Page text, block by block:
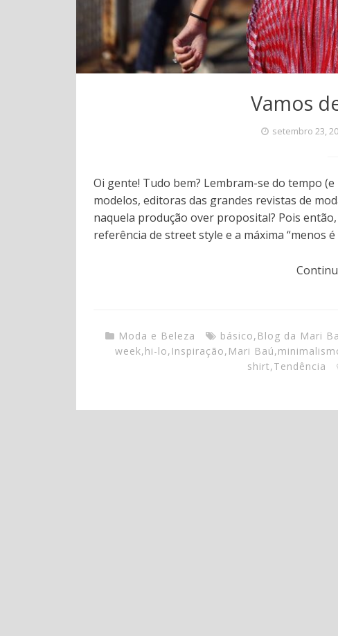
Vamos
setembro 23,
Oi gente! Tudo bem? Lembram-se do tempo
modelos, editoras das grandes revistas de
naquela produção over proposital? Pois
referência de street style e a máxima “menos é
Moda e Beleza básico, Blog da Mari
week,hi-lo, Inspiração, Mari Baú,
shirt,Tendência